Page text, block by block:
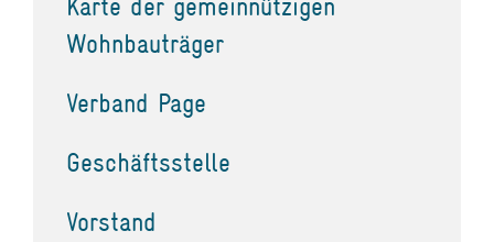
Wohnbauträger
Verband Page
Geschäftsstelle
Vorstand